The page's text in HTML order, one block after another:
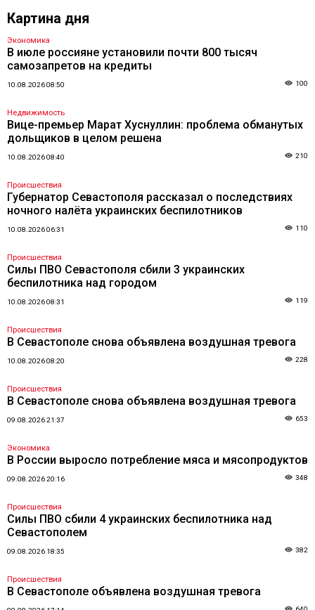
Картина дня
Экономика
В июле россияне установили почти 800 тысяч
самозапретов на кредиты
10.08.2026 08:50 100
Недвижимость
Вице-премьер Марат Хуснуллин: проблема обманутых
дольщиков в целом решена
10.08.2026 08:40 210
Происшествия
Губернатор Севастополя рассказал о последствиях
ночного налёта украинских беспилотников
10.08.2026 06:31 110
Происшествия
Силы ПВО Севастополя сбили 3 украинских
беспилотника над городом
10.08.2026 08:31 119
Происшествия
В Севастополе снова объявлена воздушная тревога
10.08.2026 08:20 228
Происшествия
В Севастополе снова объявлена воздушная тревога
09.08.2026 21:37 653
Экономика
В России выросло потребление мяса и мясопродуктов
09.08.2026 20:16 348
Происшествия
Силы ПВО сбили 4 украинских беспилотника над
Севастополем
09.08.2026 18:35 382
Происшествия
В Севастополе объявлена воздушная тревога